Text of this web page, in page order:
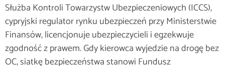
Służba Kontroli Towarzystw Ubezpieczeniowych (ICCS),
cypryjski regulator rynku ubezpieczeń przy Ministerstwie
Finansów, licencjonuje ubezpieczycieli i egzekwuje
zgodność z prawem. Gdy kierowca wyjedzie na drogę bez
OC, siatkę bezpieczeństwa stanowi Fundusz